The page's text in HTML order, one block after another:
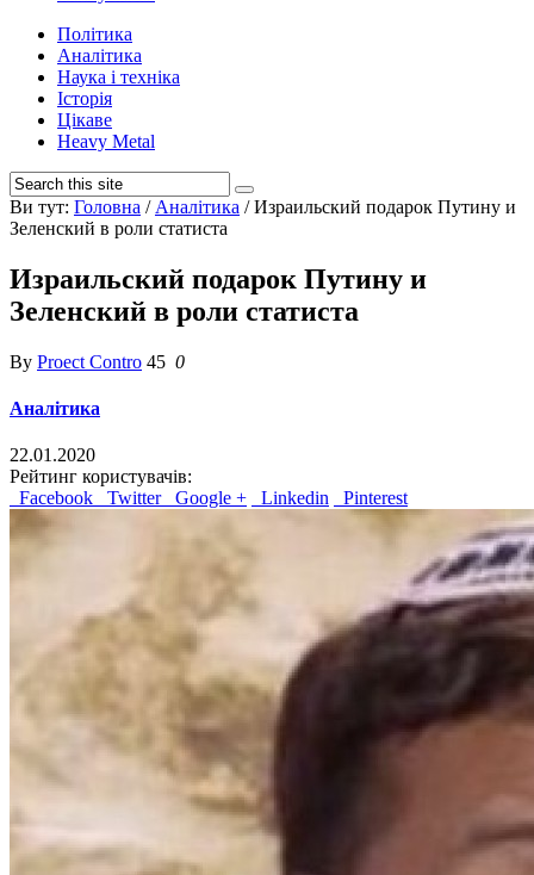
Політика
Аналітика
Наука і техніка
Історія
Цікаве
Heavy Metal
Ви тут: Головна / Аналітика /Израильский подарок Путину и
Зеленский в роли статиста
Израильский подарок Путину и
Зеленский в роли статиста
By Proect Contro 45 0
Аналітика
22.01.2020
Рейтинг користувачів:
Facebook
Twitter Google + Linkedin Pinterest